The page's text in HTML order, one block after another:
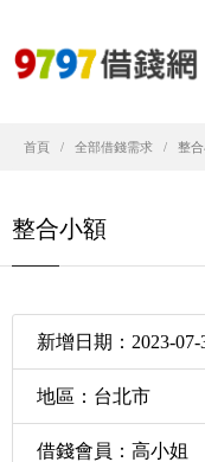
首頁 全部借錢需求 整
整合小額
新增日期：2023-07-
地區：台北市
借錢會員：高小姐